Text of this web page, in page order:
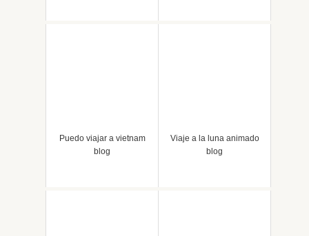
Puedo viajar a vietnam
blog
Viaje a la luna animado
blog